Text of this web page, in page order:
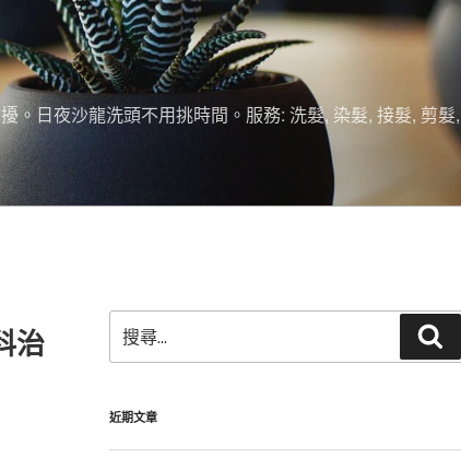
。日夜沙龍洗頭不用挑時間。服務: 洗髮, 染髮, 接髮, 剪髮,
治
尋
關
字:
尋
近期文章